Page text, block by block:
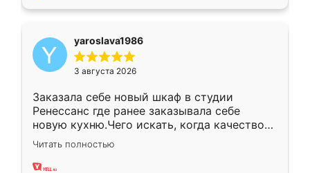
yaroslava1986
3 августа 2026
Заказала себе новый шкаф в студии
Ренессанс где ранее заказывала себе
новую кухню.Чего искать, когда качеством
вполне довольна. Служит кухня уже почти
два года, нареканий нет.
Читать полностью